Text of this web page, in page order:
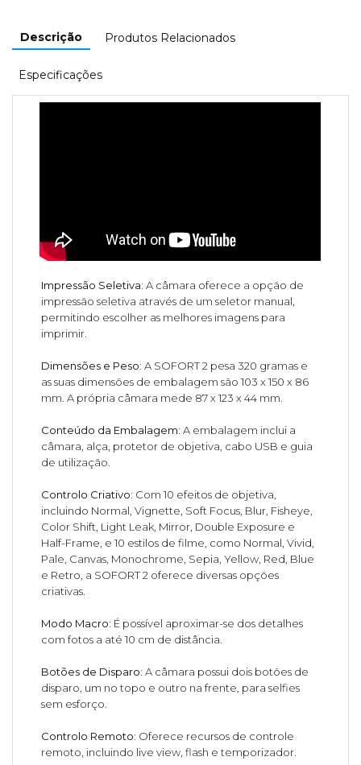
Descrição Produtos Relacionados
Especificações
Impressão Seletiva: A câmara oferece a opção de
impressão seletiva através de um seletor manual,
permitindo escolher as melhores imagens para
imprimir.
Dimensões e Peso: A SOFORT 2 pesa 320 gramas e
as suas dimensões de embalagem são 103 x 150 x 86
mm. A própria câmara mede 87 x 123 x 44 mm.
Conteúdo da Embalagem: A embalagem inclui a
câmara, alça, protetor de objetiva, cabo USB e guia
de utilização.
Controlo Criativo: Com 10 efeitos de objetiva,
incluindo Normal, Vignette, Soft Focus, Blur, Fisheye,
Color Shift, Light Leak, Mirror, Double Exposure e
Half-Frame, e 10 estilos de filme, como Normal, Vivid,
Pale, Canvas, Monochrome, Sepia, Yellow, Red, Blue
e Retro, a SOFORT 2 oferece diversas opções
criativas.
Modo Macro: É possível aproximar-se dos detalhes
com fotos a até 10 cm de distância.
Botões de Disparo: A câmara possui dois botões de
disparo, um no topo e outro na frente, para selfies
sem esforço.
Controlo Remoto: Oferece recursos de controle
remoto, incluindo live view, flash e temporizador.